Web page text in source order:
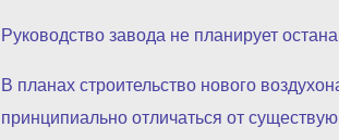
Руководство завода не планирует
В планах строительство нового
принципиально отличаться от